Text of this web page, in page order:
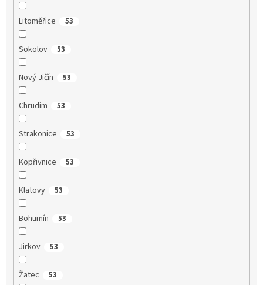
Litoměřice 53
Sokolov 53
Nový Jičín 53
Chrudim 53
Strakonice 53
Kopřivnice 53
Klatovy 53
Bohumín 53
Jirkov 53
Žatec 53